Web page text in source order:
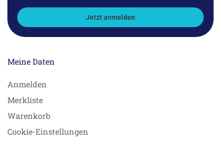
Jetzt anmelden
Meine Daten
Anmelden
Merkliste
Warenkorb
Cookie-Einstellungen